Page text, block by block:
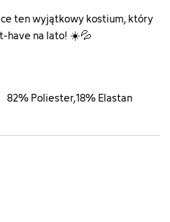
ten wyjątkowy kostium, który
have na lato! ☀️💦
82% Poliester,18% Elastan